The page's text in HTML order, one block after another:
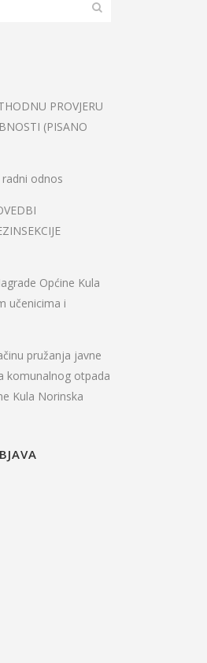
PROVJERU
(PISANO
odnos
Općine Kula
učenicima i
pružanja javne
komunalnog otpada
Kula Norinska